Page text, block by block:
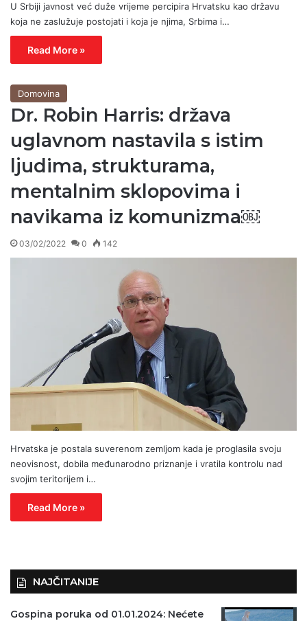
U Srbiji javnost već duže vrijeme percipira Hrvatsku kao državu
koja ne zaslužuje postojati i koja je njima, Srbima i…
Read More »
Domovina
Dr. Robin Harris: država
uglavnom nastavila s istim
ljudima, strukturama,
mentalnim sklopovima i
navikama iz komunizma￼
03/02/2022 0 142
Hrvatska je postala suverenom zemljom kada je proglasila svoju
neovisnost, dobila međunarodno priznanje i vratila kontrolu nad
svojim teritorijem i…
Read More »
NAJČITANIJE
Gospina poruka od 01.01.2024: Nećete